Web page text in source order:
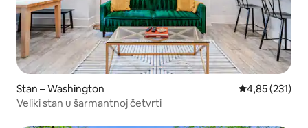
Stan – Washington Prosječna
4,85 (231)
Veliki stan u šarmantnoj četvrti